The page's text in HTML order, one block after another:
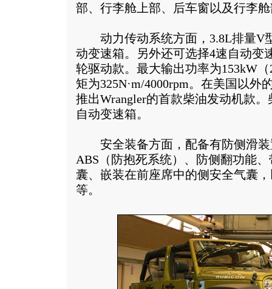
部、行李舱上部、后车窗以及行李
动力传动系统方面，3.8L排量V
动变速箱。另外还可选择4速自动变
轮驱动款。最大输出功率为153kW
矩为325N·m/4000rpm。在美国以外
推出Wrangler的首款柴油发动机款
自动变速箱。
安全装备方面，配备有防侧滑装
ABS（防抱死系统）、防侧翻功能
囊、嵌装在前座席中的侧安全气囊
等。